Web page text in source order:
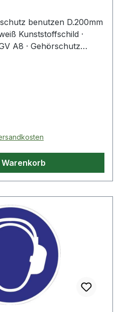
benutzen D.200mm
Kunststoffschild ·
A8 · Gehörschutz
Warenkorb